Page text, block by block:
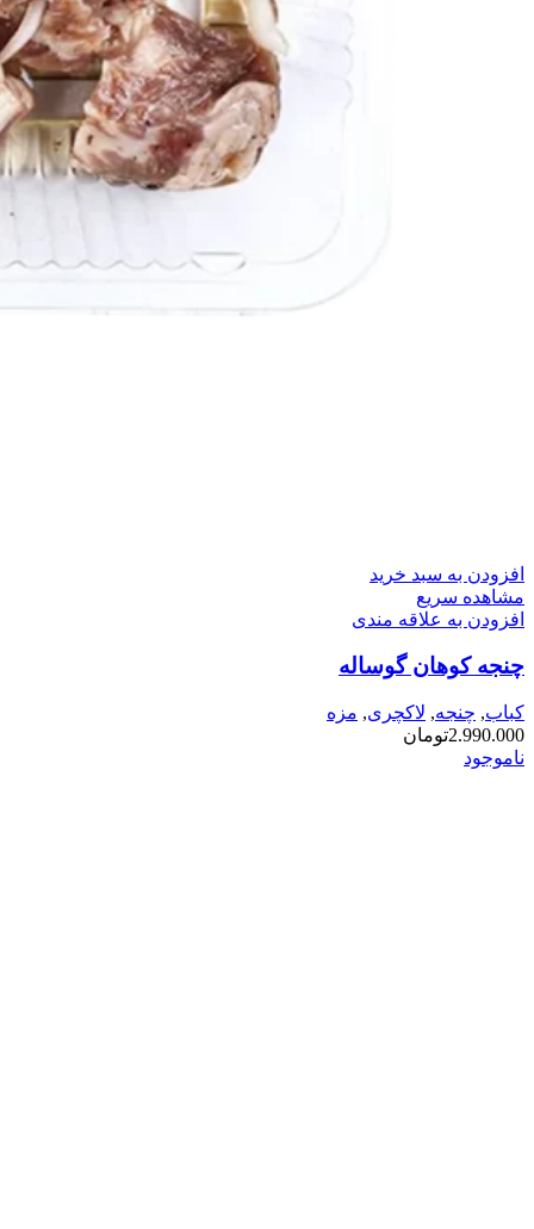
افزودن به سبد خرید
مشاهده سریع
افزودن به علاقه مندی
چنجه کوهان گوساله
کباب, چنجه, لاکچری, مزه
2.990.000تومان
ناموجود